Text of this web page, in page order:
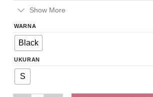
Show More
WARNA
Black
UKURAN
S